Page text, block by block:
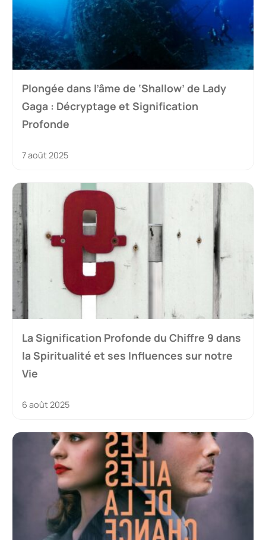
Plongée dans l’âme de ‘Shallow’ de Lady
Gaga : Décryptage et Signification
Profonde
7 août 2025
La Signification Profonde du Chiffre 9 dans
la Spiritualité et ses Influences sur notre
Vie
6 août 2025